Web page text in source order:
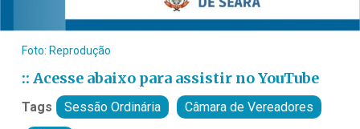
Foto: Reprodução
:: Acesse abaixo para assistir no YouTube
Tags Sessão Ordinária Câmara de Vereadores